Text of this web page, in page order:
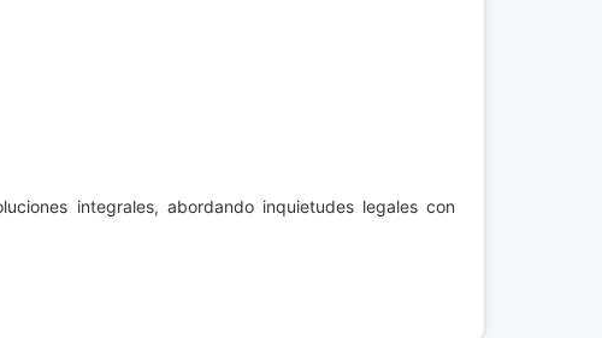
integrales, abordando inquietudes legales con